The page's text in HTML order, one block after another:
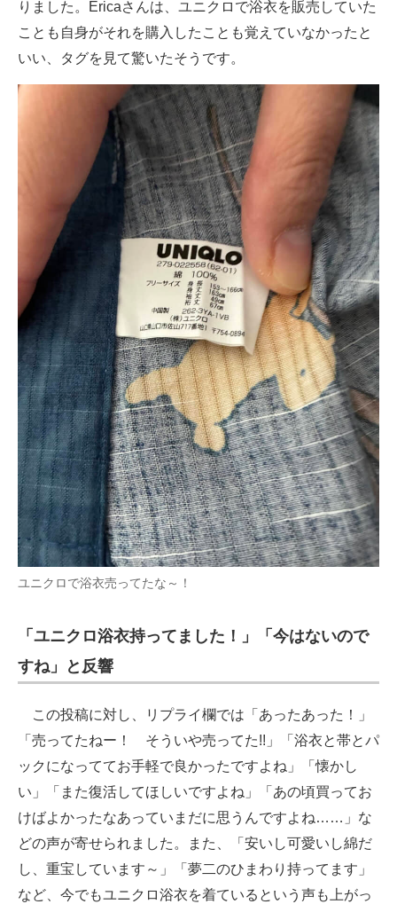
りました。Ericaさんは、ユニクロで浴衣を販売していた
ことも自身がそれを購入したことも覚えていなかったと
いい、タグを見て驚いたそうです。
ユニクロで浴衣売ってたな～！
「ユニクロ浴衣持ってました！」「今はないので
すね」と反響
この投稿に対し、リプライ欄では「あったあった！」
「売ってたねー！ そういや売ってた!!」「浴衣と帯とパ
ックになっててお手軽で良かったですよね」「懐かし
い」「また復活してほしいですよね」「あの頃買ってお
けばよかったなあっていまだに思うんですよね……」な
どの声が寄せられました。また、「安いし可愛いし綿だ
し、重宝しています～」「夢二のひまわり持ってます」
など、今でもユニクロ浴衣を着ているという声も上がっ